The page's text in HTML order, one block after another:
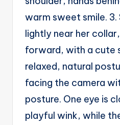
warm sweet smile. 3.
lightly near her
forward, with a cute
relaxed, natural
facing the camera
posture. One eye is
playful wink, while